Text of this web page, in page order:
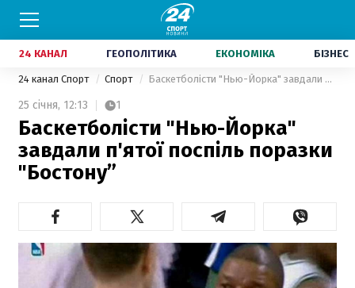
24 КАНАЛ ГЕОПОЛІТИКА ЕКОНОМІКА БІЗНЕС
24 канал Спорт Спорт Баскетболісти "Нью-Йорка" завдали п'ятої поспіль поразки "Бостону”
25 січня, 12:13 1
Баскетболісти "Нью-Йорка"
завдали п'ятої поспіль поразки
"Бостону”